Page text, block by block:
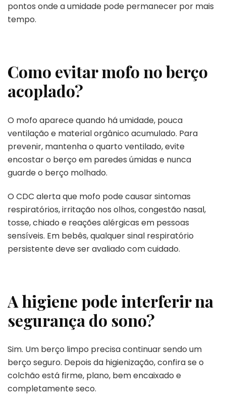
pontos onde a umidade pode permanecer por mais
tempo.
Como evitar mofo no berço
acoplado?
O mofo aparece quando há umidade, pouca
ventilação e material orgânico acumulado. Para
prevenir, mantenha o quarto ventilado, evite
encostar o berço em paredes úmidas e nunca
guarde o berço molhado.
O CDC alerta que mofo pode causar sintomas
respiratórios, irritação nos olhos, congestão nasal,
tosse, chiado e reações alérgicas em pessoas
sensíveis. Em bebês, qualquer sinal respiratório
persistente deve ser avaliado com cuidado.
A higiene pode interferir na
segurança do sono?
Sim. Um berço limpo precisa continuar sendo um
berço seguro. Depois da higienização, confira se o
colchão está firme, plano, bem encaixado e
completamente seco.